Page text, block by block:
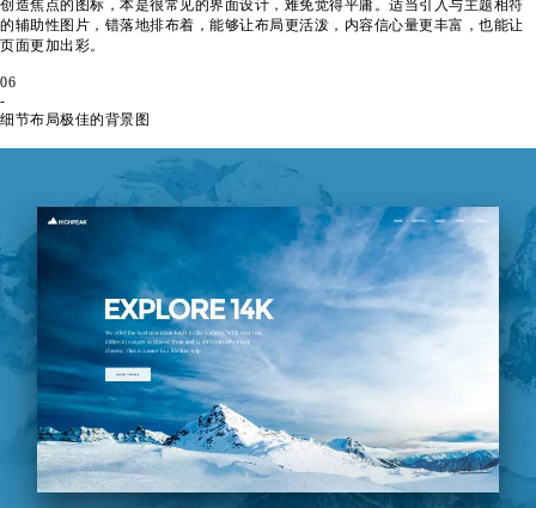
创造焦点的图标，本是很常见的界面设计，难免觉得平庸。适当引入与主题相符
的辅助性图片，错落地排布着，能够让布局更活泼，内容信心量更丰富，也能让
页面更加出彩。
06
-
细节布局极佳的背景图